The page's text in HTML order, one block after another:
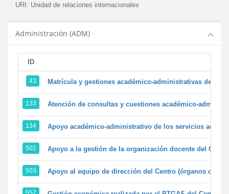
URI: Unidad de relaciones internacionales
Administración (ADM)
ID
43 Matrícula y gestiones académico-administrativas de la
133 Atención de consultas y cuestiones académico-
134 Apoyo académico-administrativo de los servicios
502 Apoyo a la gestión de la organización docente del
503 Apoyo al equipo de dirección del Centro (órganos